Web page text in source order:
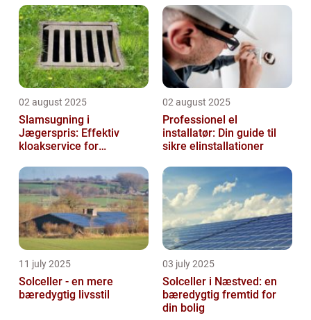
02 august 2025
Slamsugning i
Jægerspris: Effektiv
kloakservice for
vedligeholdelse
02 august 2025
Professionel el
installatør: Din guide til
sikre elinstallationer
11 july 2025
Solceller - en mere
bæredygtig livsstil
03 july 2025
Solceller i Næstved: en
bæredygtig fremtid for
din bolig